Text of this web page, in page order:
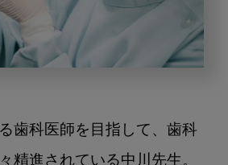
歯科医師を目指して、歯科
精進されている中川先生。